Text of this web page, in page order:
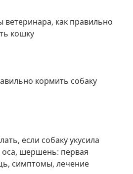
ветеринара, как правильно
кошку
кормить собаку
если собаку укусила
оса, шершень: первая
симптомы, лечение